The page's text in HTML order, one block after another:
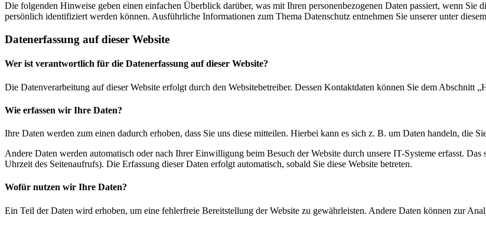
Die folgenden Hinweise geben einen einfachen Überblick darüber, was mit Ihren personenbezogenen Daten passiert, wenn Sie
persönlich identifiziert werden können. Ausführliche Informationen zum Thema Datenschutz entnehmen Sie unserer unter
Datenerfassung auf dieser Website
Wer ist verantwortlich für die Datenerfassung auf dieser Website?
Die Datenverarbeitung auf dieser Website erfolgt durch den Websitebetreiber. Dessen Kontaktdaten können Sie dem Abschnitt
Wie erfassen wir Ihre Daten?
Ihre Daten werden zum einen dadurch erhoben, dass Sie uns diese mitteilen. Hierbei kann es sich z. B. um Daten handeln, die
Andere Daten werden automatisch oder nach Ihrer Einwilligung beim Besuch der Website durch unsere IT-Systeme erfasst.
Uhrzeit des Seitenaufrufs). Die Erfassung dieser Daten erfolgt automatisch, sobald Sie diese Website betreten.
Wofür nutzen wir Ihre Daten?
Ein Teil der Daten wird erhoben, um eine fehlerfreie Bereitstellung der Website zu gewährleisten. Andere Daten können zur